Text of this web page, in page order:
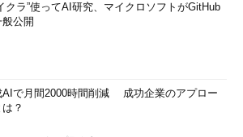
クラ”使ってAI研究、マイクロソフトがGitHub
公開
AIで月間2000時間削減 成功企業のアプロー
？